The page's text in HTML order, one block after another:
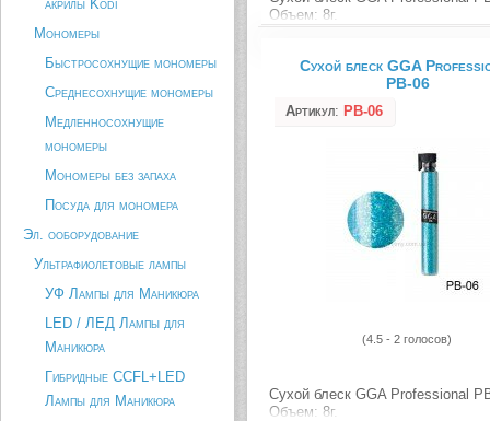
акрилы Kodi
Мономеры
Быстросохнущие мономеры
Среднесохнущие мономеры
Медленносохнущие
мономеры
Мономеры без запаха
Посуда для мономера
Эл. ооборудование
Ультрафиолетовые лампы
УФ Лампы для Маникюра
LED / ЛЕД Лампы для
Маникюра
Гибридные CCFL+LED
Лампы для Маникюра
Объем: 8г.
Сухой блеск GGA
PB-06
Артикул: PB-06
(4.5 - 2 голосов)
Сухой блеск GGA Professional
Объем: 8г.